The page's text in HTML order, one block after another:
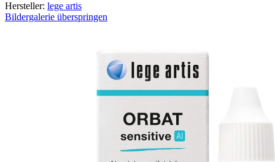
Hersteller: lege artis
Bildergalerie überspringen